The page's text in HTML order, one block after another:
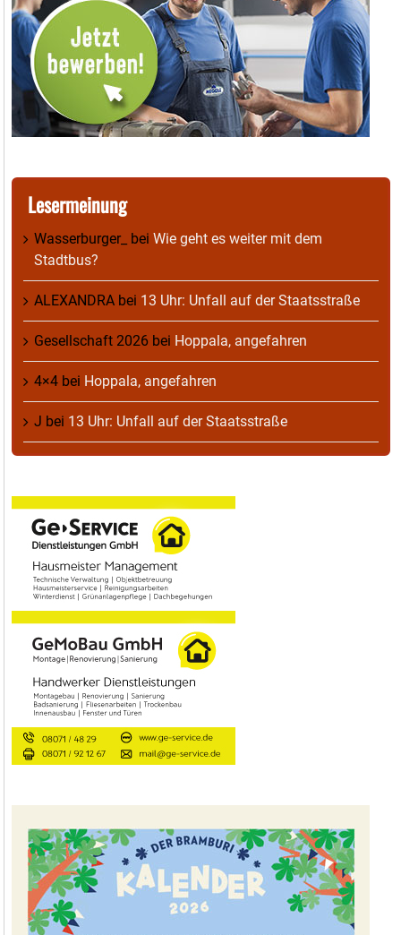
Lesermeinung
Wasserburger_ bei Wie geht es weiter mit dem
Stadtbus?
ALEXANDRA bei 13 Uhr: Unfall auf der Staatsstraße
Gesellschaft 2026 bei Hoppala, angefahren
4×4 bei Hoppala, angefahren
J bei 13 Uhr: Unfall auf der Staatsstraße